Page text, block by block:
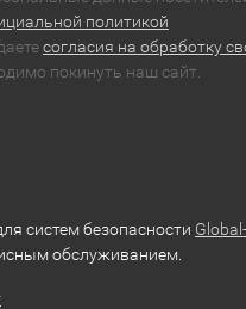
политикой
согласия на обработку
покинуть наш сайт.
систем безопасности Global-
обслуживанием.